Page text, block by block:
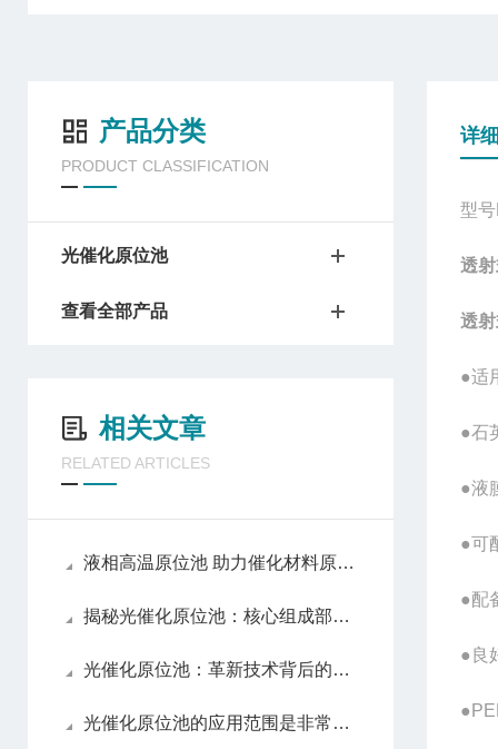
产品分类
PRODUCT CLASSIFICATION
光催化原位池
查看全部产品
相关文章
RELATED ARTICLES
液相高温原位池 助力催化材料原位动态表征研究
揭秘光催化原位池：核心组成部分，每一个都藏着关键作用
光催化原位池：革新技术背后的五大特点揭秘！
光催化原位池的应用范围是非常广泛的
详
型
透
透
●适
●石
●液
●可
●配
●良